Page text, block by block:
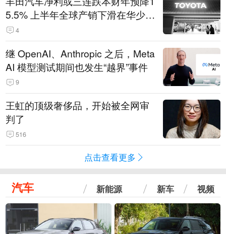
5.5% 上半年全球产销下滑在华少卖
14.3万辆
4
继 OpenAI、Anthropic 之后，Meta
AI 模型测试期间也发生“越界”事件
9
王虹的顶级奢侈品，开始被全网审
判了
516
点击查看更多
汽车 新能源 新车 视频